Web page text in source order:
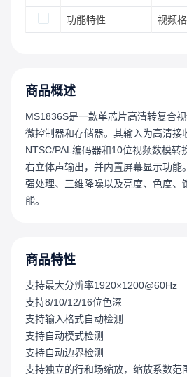
功能特性 视频
商品概述
MS1836S是一款单芯片高清转复合
微控制器和存储器。其输入为高清接
NTSC/PAL编码器和10位视频数模转
右立体声输出，并内置屏幕显示功能
强处理、三维降噪以及亮度、色度、
能。
商品特性
支持最大分辨率1920×1200@60Hz
支持8/10/12/16位色深
支持输入格式自动检测
支持自动模式检测
支持自动边界检测
支持独立的行和场缩放，缩放系数范